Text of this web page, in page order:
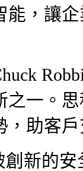
能，讓
之一。
，助客
創新的